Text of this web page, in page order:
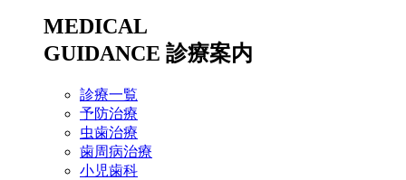
MEDICAL
GUIDANCE 診療案内
診療一覧
予防治療
虫歯治療
歯周病治療
小児歯科